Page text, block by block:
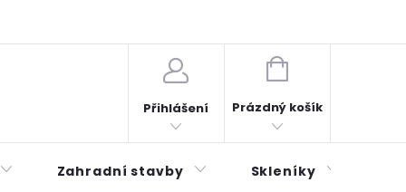
ESSOX
Přihlášení
NÁKUPNÍ
Prázdný košík
Zahradní stavby Skleníky